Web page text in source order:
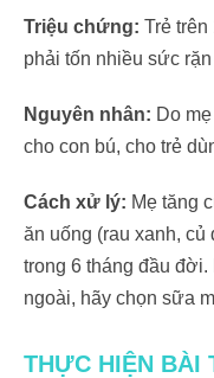
Triệu chứng: Trẻ
phải tốn nhiều sức
Nguyên nhân: Do
cho con bú, cho trẻ
Cách xử lý: Mẹ tăng
ăn uống (rau xanh, củ
trong 6 tháng đầu đời.
ngoài, hãy chọn sữa
THỰC HIỆN BÀI